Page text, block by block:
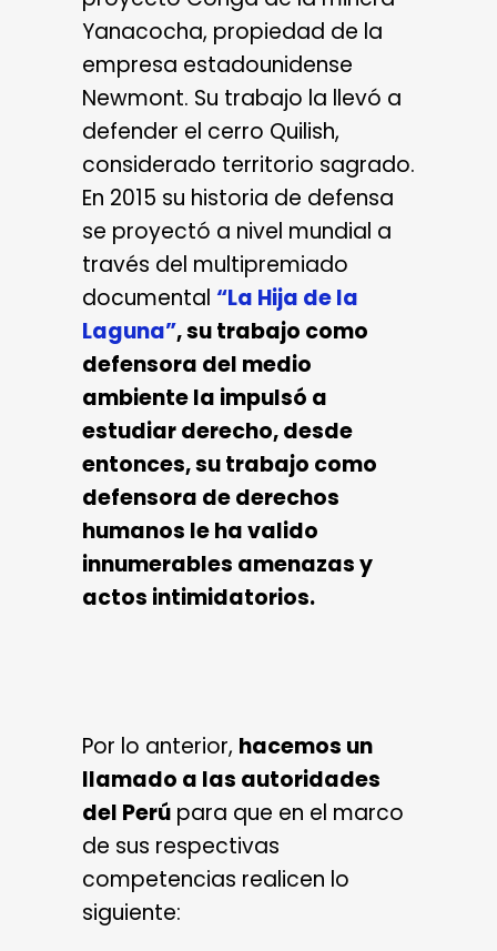
Yanacocha, propiedad de la
empresa estadounidense
Newmont. Su trabajo la llevó a
defender el cerro Quilish,
considerado territorio sagrado.
En 2015 su historia de defensa
se proyectó a nivel mundial a
través del multipremiado
documental “La Hija de la
Laguna”, su trabajo como
defensora del medio
ambiente la impulsó a
estudiar derecho, desde
entonces, su trabajo como
defensora de derechos
humanos le ha valido
innumerables amenazas y
actos intimidatorios.
Por lo anterior, hacemos un
llamado a las autoridades
del Perú para que en el marco
de sus respectivas
competencias realicen lo
siguiente: